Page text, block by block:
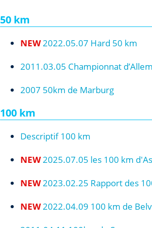
50 km
NEW2022.05.07 Hard 50 km
2011.03.05 Championnat
2007 50km de Marburg
100 km
Descriptif 100 km
NEW2025.07.05 les 100 km
NEW2023.02.25 Rapport des
NEW2022.04.09 100 km de